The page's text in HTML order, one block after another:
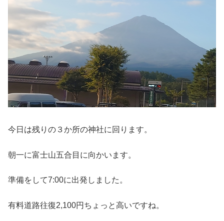
今日は残りの３か所の神社に回ります。
朝一に富士山五合目に向かいます。
準備をして7:00に出発しました。
有料道路往復2,100円ちょっと高いですね。